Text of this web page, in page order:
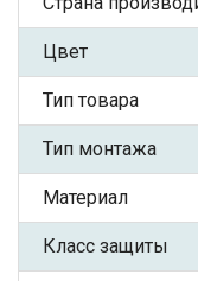
Цвет
Тип товара
Тип монтажа
Материал
Класс защиты